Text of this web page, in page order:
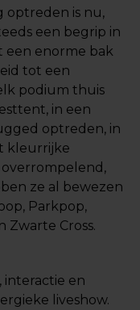
optreden is nu,
een begrip in
een enorme bak
tot een
podium thuis
in een
optreden, in
kleurrijke
ze al bewezen
Parkpop,
Zwarte Cross.
interactie en
liveshow.